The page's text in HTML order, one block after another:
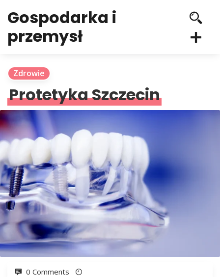
Gospodarka i
przemysł
Zdrowie
Protetyka Szczecin
0 Comments